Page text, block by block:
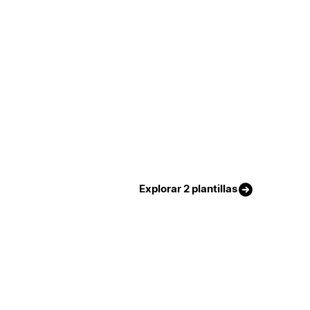
Explorar 2 plantillas